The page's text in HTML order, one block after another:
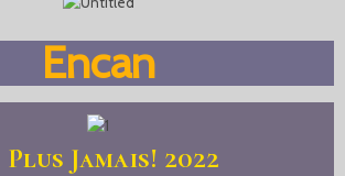
Encan
Plus Jamais! 2022